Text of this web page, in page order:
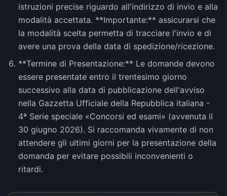
istruzioni precise riguardo all'indirizzo di invio e alla
modalità accettata. **Importante:** assicurarsi che
la modalità scelta permetta di tracciare l'invio e di
avere una prova della data di spedizione/ricezione.
**Termine di Presentazione:** Le domande devono
essere presentate entro il trentesimo giorno
successivo alla data di pubblicazione dell'avviso
nella Gazzetta Ufficiale della Repubblica italiana -
4ª Serie speciale «Concorsi ed esami» (avvenuta il
30 giugno 2026). Si raccomanda vivamente di non
attendere gli ultimi giorni per la presentazione della
domanda per evitare possibili inconvenienti o
ritardi.